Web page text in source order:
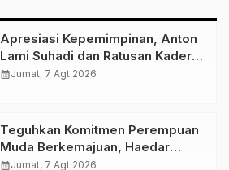
Apresiasi Kepemimpinan, Anton
Lami Suhadi dan Ratusan Kader
Golkar Klaten Ikut Rayakan Ultah
calendar_monthJumat, 7 Agt 2026
Teguhkan Komitmen Perempuan
Muda Berkemajuan, Haedar
Nashir Buka Muktamar ke-15
calendar_monthJumat, 7 Agt 2026